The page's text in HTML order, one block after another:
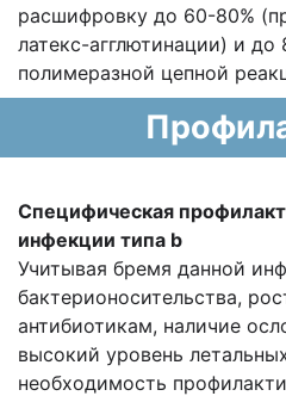
расшифровку до 60-80%
латекс-агглютинации) и до
полимеразной цепной
Специфическая
инфекции типа b
Учитывая бремя данной
бактерионосительства,
антибиотикам, наличие
высокий уровень
необходимость